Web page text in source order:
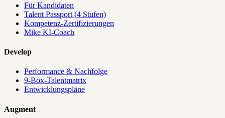
Für Kandidaten
Talent Passport (4 Stufen)
Kompetenz-Zertifizierungen
Mike KI-Coach
Develop
Performance & Nachfolge
9-Box-Talentmatrix
Entwicklungspläne
Augment